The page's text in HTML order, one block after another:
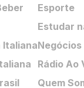
Italiana
Esporte
Estudar
Negócios
Rádio Ao
Quem